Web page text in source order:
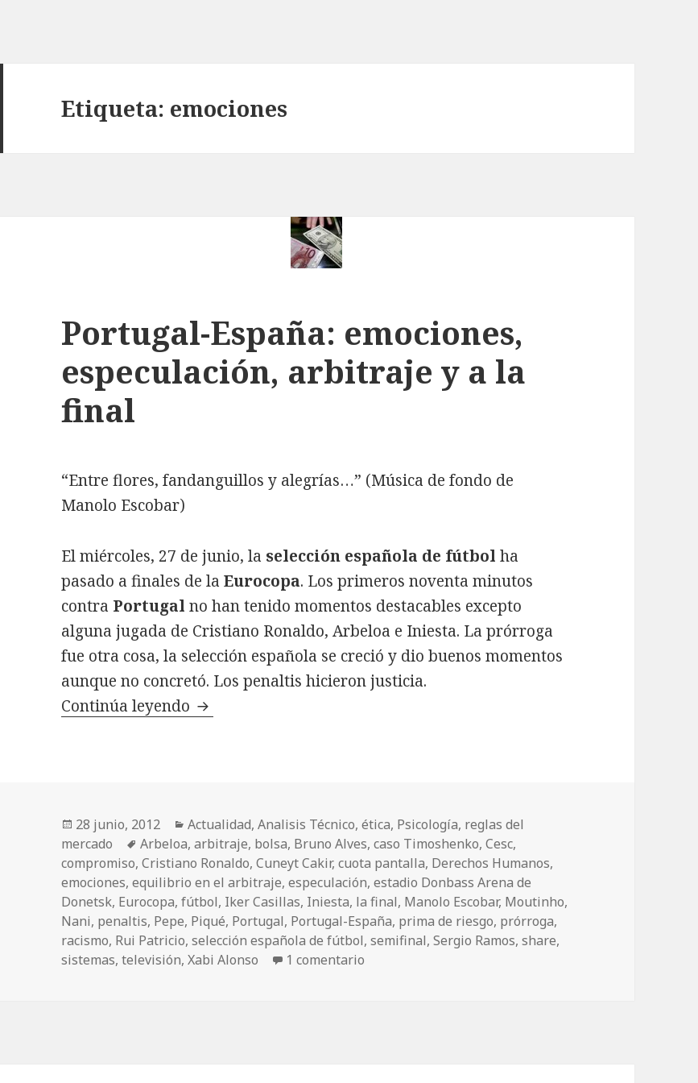
Etiqueta: emociones
Portugal-España: emociones,
especulación, arbitraje y a la
final
“Entre flores, fandanguillos y alegrías…” (Música de fondo de
Manolo Escobar)
El miércoles, 27 de junio, la selección española de fútbol ha
pasado a finales de laEurocopa. Los primeros noventa minutos
contra Portugal no han tenido momentos destacables excepto
alguna jugada de Cristiano Ronaldo, Arbeloa e Iniesta. La prórroga
fue otra cosa, la selección española se creció y dio buenos momentos
aunque no concretó. Los penaltis hicieron justicia.
Continúa leyendo Portugal-España: emociones, especulación, arbitraje y a la final
Publicado
el
28 junio, 2012 Categorías
Actualidad,Analisis Técnico,ética, Psicología, reglas del
mercado
Etiquetas
Arbeloa,arbitraje, bolsa, Bruno Alves,caso Timoshenko,Cesc,
compromiso,Cristiano Ronaldo,Cuneyt Cakir,cuota pantalla, Derechos Humanos,
emociones,equilibrio en el arbitraje,especulación,estadio Donbass Arena de
Donetsk, Eurocopa,fútbol, Iker Casillas, Iniesta, la final, Manolo Escobar, Moutinho,
Nani, penaltis, Pepe, Piqué, Portugal, Portugal-España, prima de riesgo, prórroga,
racismo, Rui Patricio,selección española de fútbol,semifinal,Sergio Ramos,share,
sistemas,televisión,Xabi Alonso 1 comentario